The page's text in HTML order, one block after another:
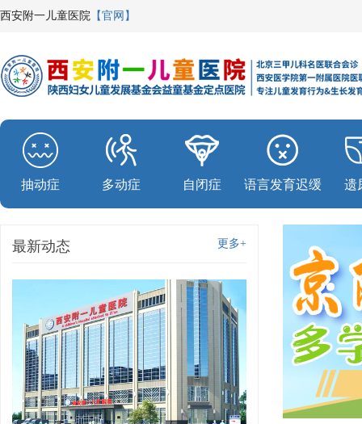
西安附一儿童医院 【官网】
抽动症 多动症 自闭症 语言发育迟缓 遗
更多+
最新动态